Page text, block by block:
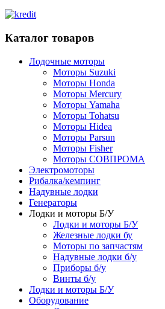
Каталог товаров
Лодочные моторы
Моторы Suzuki
Моторы Honda
Моторы Mercury
Моторы Yamaha
Моторы Tohatsu
Моторы Hidea
Моторы Parsun
Моторы Fisher
Моторы СОВПРОМА
Электромоторы
Рибалка/кемпинг
Надувные лодки
Генераторы
Лодки и моторы Б/У
Лодки и моторы Б/У
Железные лодки бу
Моторы по запчастям
Надувные лодки б/у
Приборы б/у
Винты б/у
Лодки и моторы Б/У
Оборудование